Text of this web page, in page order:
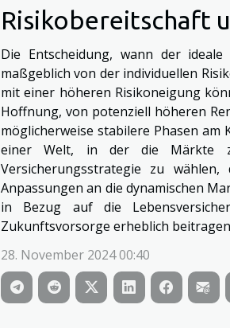
Risikobereitschaft
Die Entscheidung, wann der
maßgeblich von der individuellen
mit einer höheren Risikoneigung
Hoffnung, von potenziell höheren
möglicherweise stabilere Phasen
einer Welt, in der die Märkte
Versicherungsstrategie zu
Anpassungen an die dynamischen
in Bezug auf die
Zukunftsvorsorge erheblich
28. November 2024 00:40